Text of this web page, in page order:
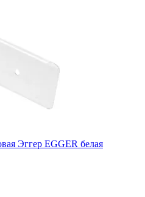
Эггер EGGER белая